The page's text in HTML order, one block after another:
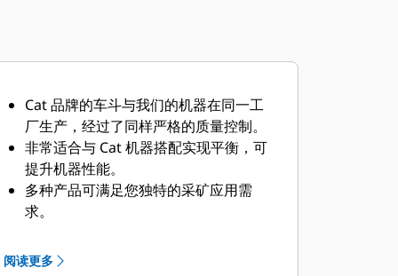
Cat 品牌的车斗与我们的机器在同一工
厂生产，经过了同样严格的质量控制。
非常适合与 Cat 机器搭配实现平衡，可
提升机器性能。
多种产品可满足您独特的采矿应用需
求。
供支持。
阅读更多